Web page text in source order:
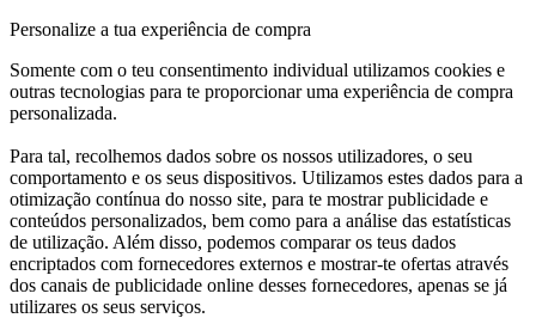
Personalize a tua experiência de compra
Somente com o teu consentimento individual utilizamos cookies e
outras tecnologias para te proporcionar uma experiência de compra
personalizada.
Para tal, recolhemos dados sobre os nossos utilizadores, o seu
comportamento e os seus dispositivos. Utilizamos estes dados para a
otimização contínua do nosso site, para te mostrar publicidade e
conteúdos personalizados, bem como para a análise das estatísticas
de utilização. Além disso, podemos comparar os teus dados
encriptados com fornecedores externos e mostrar-te ofertas através
dos canais de publicidade online desses fornecedores, apenas se já
utilizares os seus serviços.